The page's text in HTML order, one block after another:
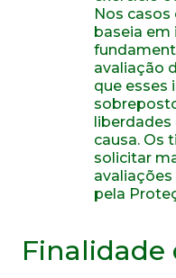
Nos casos
baseia
avaliação
que esses
causa. Os
solicitar
pela